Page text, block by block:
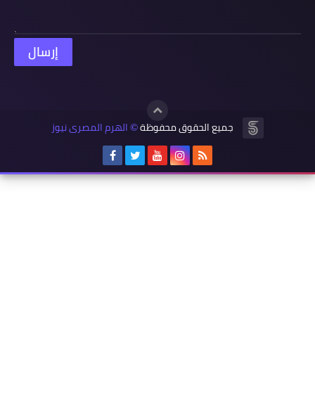
جميع الحقوق محفوظة© الهرم المصرى نيوز